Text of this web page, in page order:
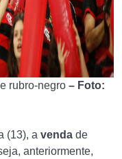
rubro-negro – Foto:
(13), a venda de
anteriormente,